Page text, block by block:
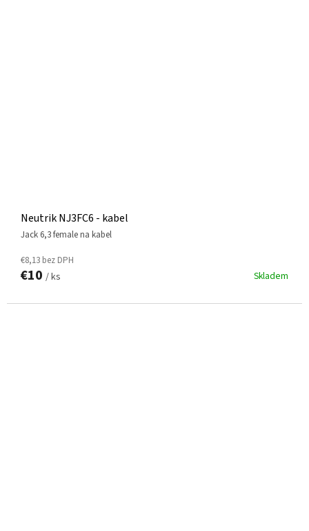
Neutrik NJ3FC6 - kabel
jack 6,3 female na kabel
Skladem
€8,13 bez DPH
€10 / ks